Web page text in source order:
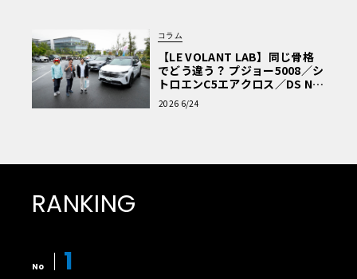
コラム
【LE VOLANT LAB】同じ骨格
でどう違う？ プジョー5008／シ
トロエンC5エアクロス／DS Nº4
読者一気乗りレポート
2026 6/24
RANKING
No 1